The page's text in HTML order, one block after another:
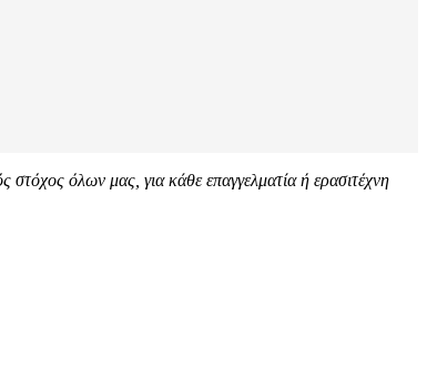
όλων μας, για κάθε επαγγελματία ή ερασιτέχνη